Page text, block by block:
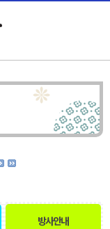
방사안내